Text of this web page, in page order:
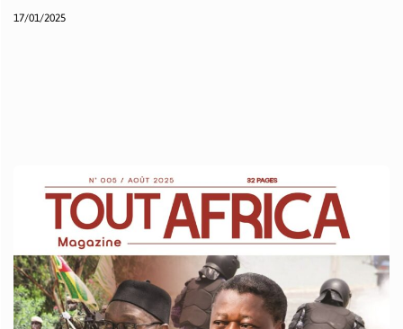
17/01/2025